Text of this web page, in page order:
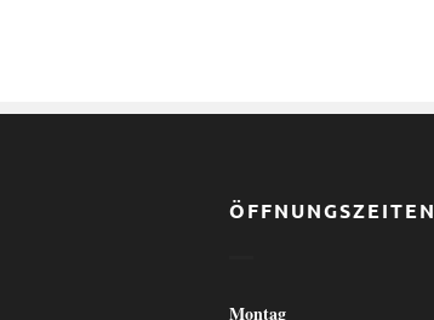
ÖFFNUNGSZEITEN
Montag